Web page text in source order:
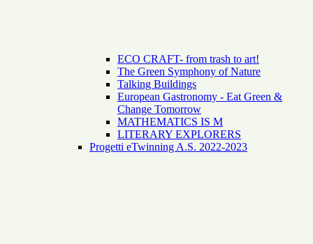
ECO CRAFT- from trash to art!
The Green Symphony of Nature
Talking Buildings
European Gastronomy - Eat Green &
Change Tomorrow
MATHEMATICS IS M
LITERARY EXPLORERS
Progetti eTwinning A.S. 2022-2023